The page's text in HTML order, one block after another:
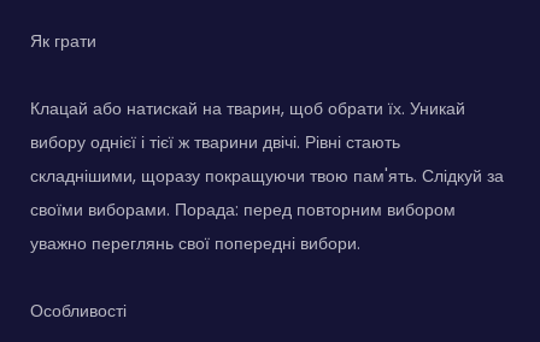
Як грати
Клацай або натискай на тварин, щоб обрати їх. Уникай
вибору однієї і тієї ж тварини двічі. Рівні стають
складнішими, щоразу покращуючи твою пам'ять. Слідкуй за
своїми виборами. Порада: перед повторним вибором
уважно переглянь свої попередні вибори.
Особливості